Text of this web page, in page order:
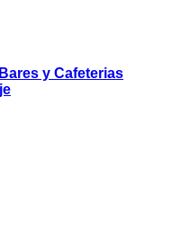
y Cafeterias